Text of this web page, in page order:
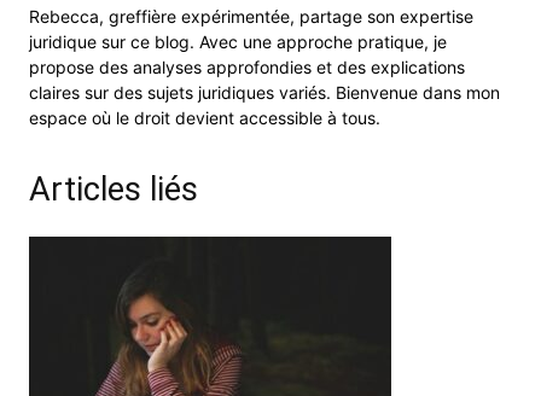
Rebecca, greffière expérimentée, partage son expertise
juridique sur ce blog. Avec une approche pratique, je
propose des analyses approfondies et des explications
claires sur des sujets juridiques variés. Bienvenue dans mon
espace où le droit devient accessible à tous.
Articles liés